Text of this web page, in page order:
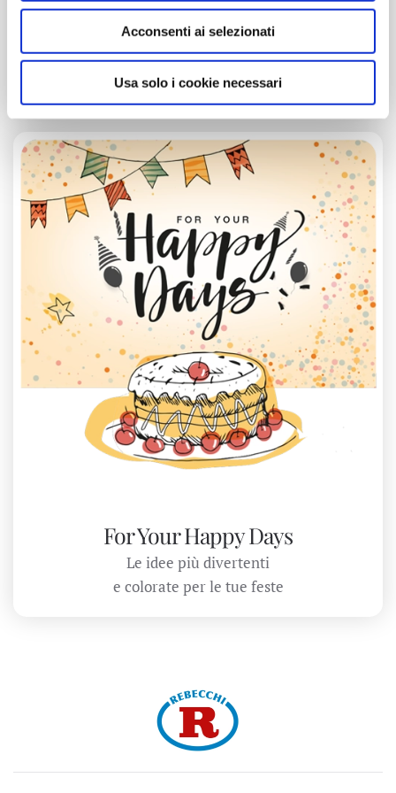
Acconsenti ai selezionati
Usa solo i cookie necessari
Buona Pasqua
Fresche e colorate proposte
per stupire a tavola
For Your Happy Days
Le idee più divertenti
e colorate per le tue feste